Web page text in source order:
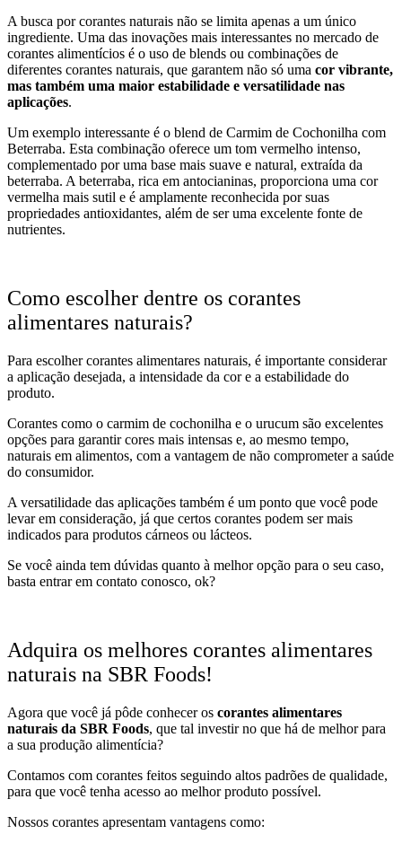
A busca por corantes naturais não se limita apenas a um único
ingrediente. Uma das inovações mais interessantes no mercado de
corantes alimentícios é o uso de blends ou combinações de
diferentes corantes naturais, que garantem não só uma cor vibrante,
mas também uma maior estabilidade e versatilidade nas
aplicações.
Um exemplo interessante é o blend de Carmim de Cochonilha com
Beterraba. Esta combinação oferece um tom vermelho intenso,
complementado por uma base mais suave e natural, extraída da
beterraba. A beterraba, rica em antocianinas, proporciona uma cor
vermelha mais sutil e é amplamente reconhecida por suas
propriedades antioxidantes, além de ser uma excelente fonte de
nutrientes.
Como escolher dentre os corantes
alimentares naturais?
Para escolher corantes alimentares naturais, é importante considerar
a aplicação desejada, a intensidade da cor e a estabilidade do
produto.
Corantes como o carmim de cochonilha e o urucum são excelentes
opções para garantir cores mais intensas e, ao mesmo tempo,
naturais em alimentos, com a vantagem de não comprometer a saúde
do consumidor.
A versatilidade das aplicações também é um ponto que você pode
levar em consideração, já que certos corantes podem ser mais
indicados para produtos cárneos ou lácteos.
Se você ainda tem dúvidas quanto à melhor opção para o seu caso,
basta entrar em contato conosco, ok?
Adquira os melhores corantes alimentares
naturais na SBR Foods!
Agora que você já pôde conhecer os corantes alimentares
naturais da SBR Foods, que tal investir no que há de melhor para
a sua produção alimentícia?
Contamos com corantes feitos seguindo altos padrões de qualidade,
para que você tenha acesso ao melhor produto possível.
Nossos corantes apresentam vantagens como: